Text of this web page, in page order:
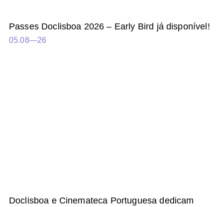
Passes Doclisboa 2026 – Early Bird já disponível!
05.08—26
Doclisboa e Cinemateca Portuguesa dedicam